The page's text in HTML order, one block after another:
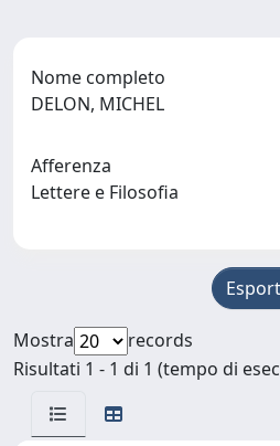
Nome completo
DELON, MICHEL
Afferenza
Lettere e Filosofia
Mostra
records
Risultati 1 - 1 di 1 (tempo di